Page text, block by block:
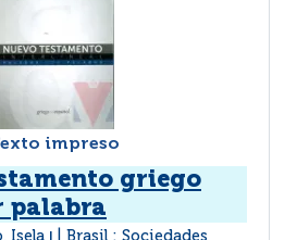
impreso
griego
palabra
Isela
Brasil : Sociedades